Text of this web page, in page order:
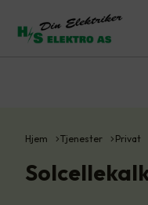
Hjem Tjenester Privat